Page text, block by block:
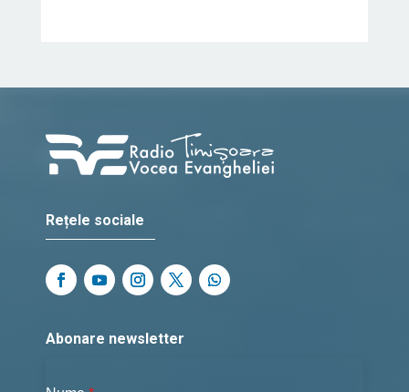
Rețele sociale
Abonare newsletter